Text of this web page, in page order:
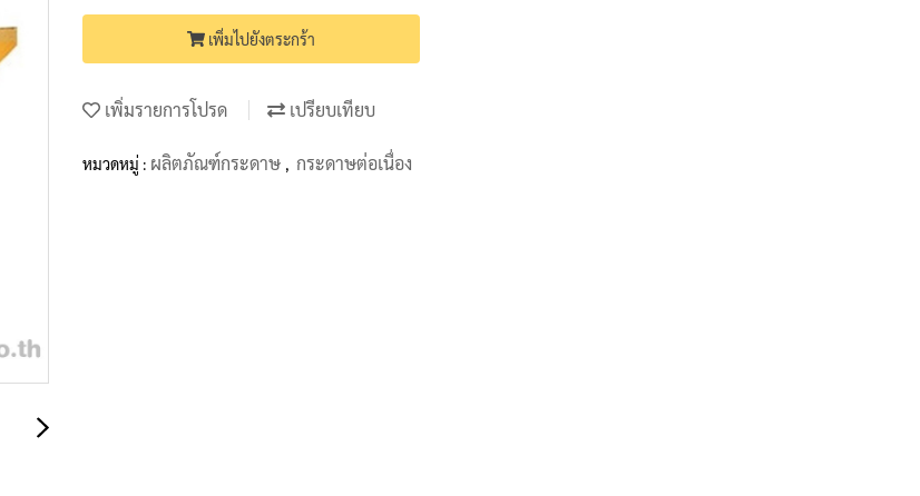
เพิ่มไปยังตระกร้า
เพิ่มรายการโปรด เปรียบเทียบ
หมวดหมู่ : ผลิตภัณฑ์กระดาษ , กระดาษต่อเนื่อง